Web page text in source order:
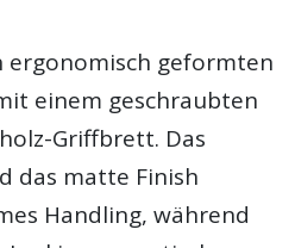
ergonomisch geformten
einem geschraubten
Griffbrett. Das
das matte Finish
Handling, während